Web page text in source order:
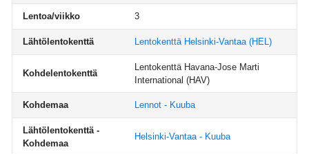
Lentoa/viikko 3
Lähtölentokenttä Lentokenttä Helsinki-Vantaa(HEL)
Kohdelentokenttä
Lentokenttä Havana-Jose Marti
International (HAV)
Kohdemaa Lennot - Kuuba
Lähtölentokenttä -
Kohdemaa
Helsinki-Vantaa - Kuuba